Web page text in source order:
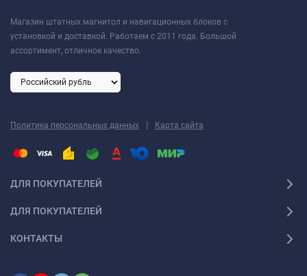
Магазин штатных магнитол и навигационных блоков с
установкой и доставкой. Работаем с 2011 года. Большой
ассортимент, отличное качество.
Политика персональных данных | Карта сайта
ДЛЯ ПОКУПАТЕЛЕЙ
ДЛЯ ПОКУПАТЕЛЕЙ
КОНТАКТЫ